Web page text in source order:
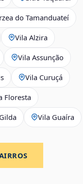
do Tamanduateí
Vila Alzira
Vila Assunção
Vila Curuçá
Floresta
Vila Guaíra